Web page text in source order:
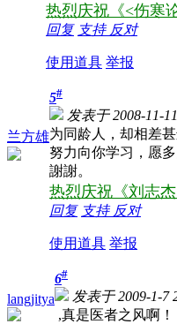
热烈庆祝《<伤寒
回复 支持 反对
使用道具 举报
兰方雄
5#
发表于 2008-11-
为同龄人，却相差甚
努力向你学习，愿多
謝謝。
热烈庆祝《刘志
回复 支持 反对
使用道具 举报
langjitya
6#
发表于 2009-1-7
,真是医者之风啊！